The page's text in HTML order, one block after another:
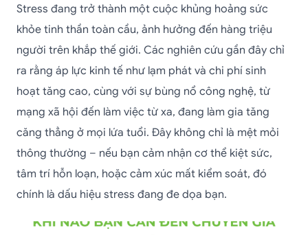
Stress đang trở thành một cuộc khủng hoảng sức
khỏe tinh thần toàn cầu, ảnh hưởng đến hàng triệu
người trên khắp thế giới. Các nghiên cứu gần đây chỉ
ra rằng áp lực kinh tế như lạm phát và chi phí sinh
hoạt tăng cao, cùng với sự bùng nổ công nghệ, từ
mạng xã hội đến làm việc từ xa, đang làm gia tăng
căng thẳng ở mọi lứa tuổi. Đây không chỉ là mệt mỏi
thông thường – nếu bạn cảm nhận cơ thể kiệt sức,
tâm trí hỗn loạn, hoặc cảm xúc mất kiểm soát, đó
chính là dấu hiệu stress đang đe dọa bạn.